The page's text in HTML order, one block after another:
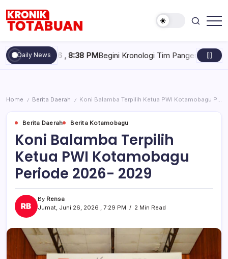
content
Totabuan
hari
ini
Kronik
Daily News
2026 , 8:38 PM Begini Kronologi Tim Pangeran 05 McJoe
Home / Berita Daerah / Koni Balamba Terpilih Ketua PWI Kotamobagu Periode 2026- 2029
Berita Daerah Berita Kotamobagu
Koni Balamba Terpilih
Ketua PWI Kotamobagu
Periode 2026- 2029
By Rensa
Jumat, Juni 26, 2026 , 7:29 PM
2 Min Read